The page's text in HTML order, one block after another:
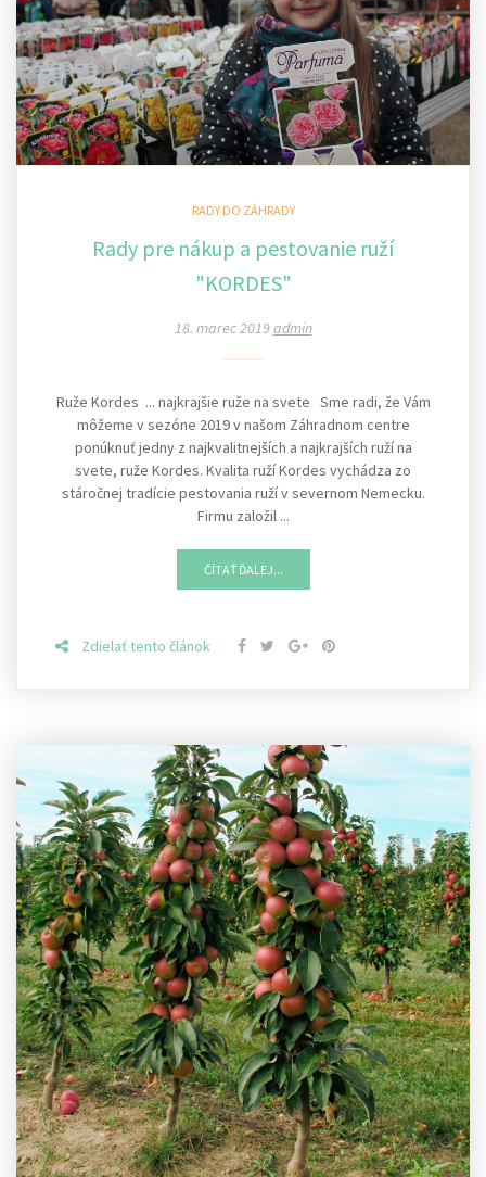
RADY DO ZÁHRADY
Rady pre nákup a pestovanie ruží
"KORDES"
18. marec 2019admin
Ruže Kordes ... najkrajšie ruže na svete Sme radi, že Vám
môžeme v sezóne 2019 v našom Záhradnom centre
ponúknuť jedny z najkvalitnejších a najkrajších ruží na
svete, ruže Kordes. Kvalita ruží Kordes vychádza zo
stáročnej tradície pestovania ruží v severnom Nemecku.
Firmu založil ...
ČÍTAŤ ĎALEJ...
Zdielať tento článok